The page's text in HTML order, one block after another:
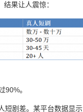
果让人震惊：
90%。
短剧差。某平台数据显